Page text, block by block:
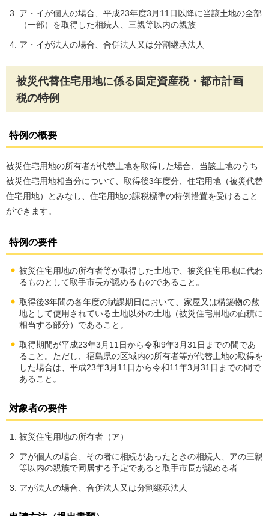
ア・イが個人の場合、平成23年度3月11日以降に当該土地の全部
（一部）を取得した相続人、三親等以内の親族
ア・イが法人の場合、合併法人又は分割継承法人
被災代替住宅用地に係る固定資産税・都市計画
税の特例
特例の概要
被災住宅用地の所有者が代替土地を取得した場合、当該土地のうち
被災住宅用地相当分について、取得後3年度分、住宅用地（被災代替
住宅用地）とみなし、住宅用地の課税標準の特例措置を受けること
ができます。
特例の要件
被災住宅用地の所有者等が取得した土地で、被災住宅用地に代わ
るものとして取手市長が認めるものであること。
取得後3年間の各年度の賦課期日において、家屋又は構築物の敷
地として使用されている土地以外の土地（被災住宅用地の面積に
相当する部分）であること。
取得期間が平成23年3月11日から令和9年3月31日までの間であ
ること。ただし、福島県の区域内の所有者等が代替土地の取得を
した場合は、平成23年3月11日から令和11年3月31日までの間で
あること。
対象者の要件
被災住宅用地の所有者（ア）
アが個人の場合、その者に相続があったときの相続人、アの三親
等以内の親族で同居する予定であると取手市長が認める者
アが法人の場合、合併法人又は分割継承法人